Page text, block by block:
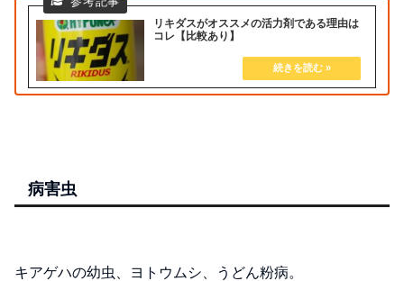
リキダスがオススメの活力剤である理由は
コレ【比較あり】
病害虫
キアゲハの幼虫、ヨトウムシ、うどん粉病。